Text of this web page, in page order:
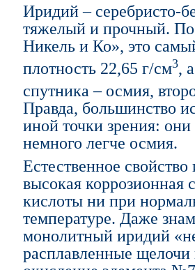
Иридий – серебристо-
тяжелый и прочный.
Никель и Ко», это
плотность 22,65 г/см3,
спутника – осмия,
Правда, большинство
иной точки зрения:
немного легче осмия.
Естественное
высокая коррозионная
кислоты ни при
температуре. Даже
монолитный иридий
расплавленные